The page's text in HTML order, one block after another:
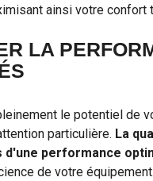
ainsi votre
LA
le potentiel de
particulière. La
d'une performance
de votre équipement.